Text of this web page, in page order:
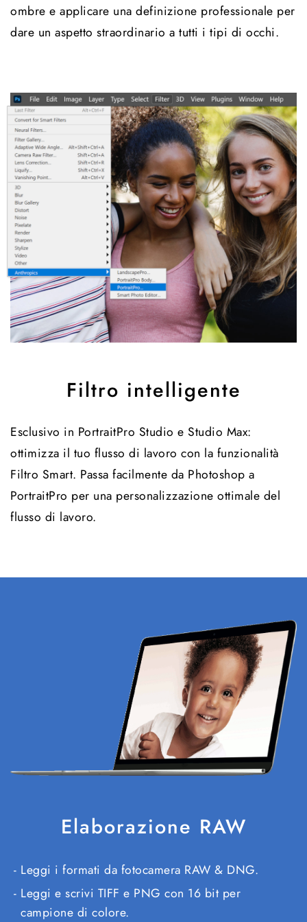
ombre e applicare una definizione professionale per
dare un aspetto straordinario a tutti i tipi di occhi.
Filtro intelligente
Esclusivo in PortraitPro Studio e Studio Max:
ottimizza il tuo flusso di lavoro con la funzionalità
Filtro Smart. Passa facilmente da Photoshop a
PortraitPro per una personalizzazione ottimale del
flusso di lavoro.
Elaborazione RAW
Leggi i formati da fotocamera RAW & DNG.
Leggi e scrivi TIFF e PNG con 16 bit per
campione di colore.